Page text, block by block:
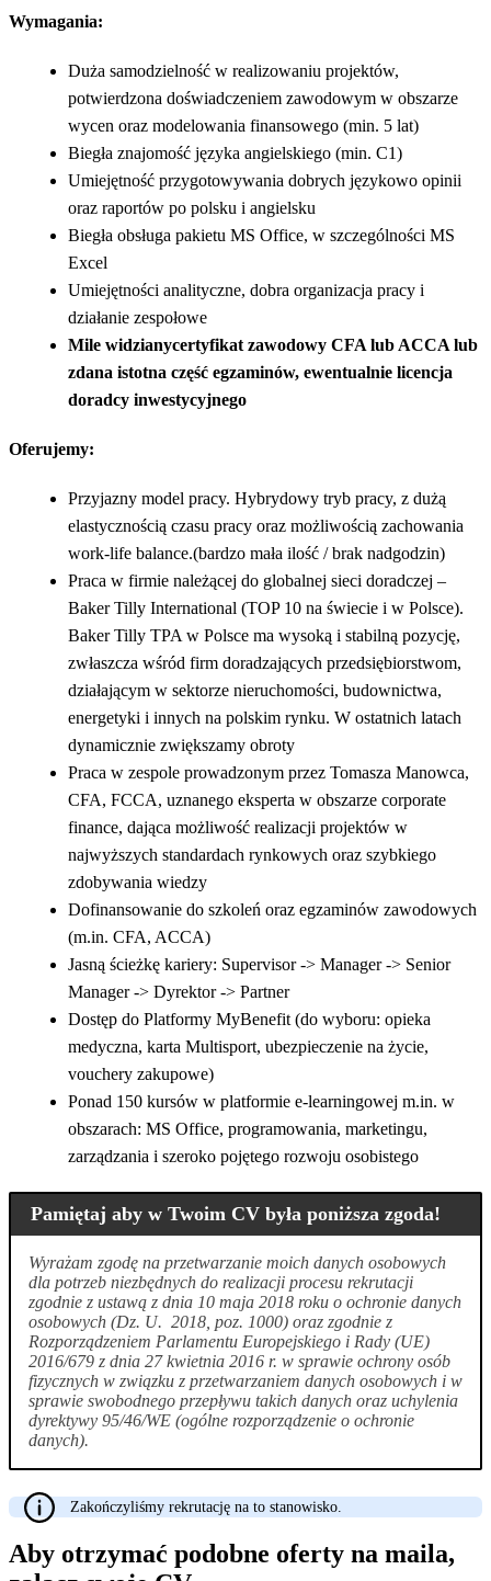
Wymagania:
Duża samodzielność w realizowaniu projektów,
potwierdzona doświadczeniem zawodowym w obszarze
wycen oraz modelowania finansowego (min. 5 lat)
Biegła znajomość języka angielskiego (min. C1)
Umiejętność przygotowywania dobrych językowo opinii
oraz raportów po polsku i angielsku
Biegła obsługa pakietu MS Office, w szczególności MS
Excel
Umiejętności analityczne, dobra organizacja pracy i
działanie zespołowe
Mile widzianycertyfikat zawodowy CFA lub ACCA lub
zdana istotna część egzaminów, ewentualnie licencja
doradcy inwestycyjnego
Oferujemy:
Przyjazny model pracy. Hybrydowy tryb pracy, z dużą
elastycznością czasu pracy oraz możliwością zachowania
work-life balance.(bardzo mała ilość / brak nadgodzin)
Praca w firmie należącej do globalnej sieci doradczej –
Baker Tilly International (TOP 10 na świecie i w Polsce).
Baker Tilly TPA w Polsce ma wysoką i stabilną pozycję,
zwłaszcza wśród firm doradzających przedsiębiorstwom,
działającym w sektorze nieruchomości, budownictwa,
energetyki i innych na polskim rynku. W ostatnich latach
dynamicznie zwiększamy obroty
Praca w zespole prowadzonym przez Tomasza Manowca,
CFA, FCCA, uznanego eksperta w obszarze corporate
finance, dająca możliwość realizacji projektów w
najwyższych standardach rynkowych oraz szybkiego
zdobywania wiedzy
Dofinansowanie do szkoleń oraz egzaminów zawodowych
(m.in. CFA, ACCA)
Jasną ścieżkę kariery: Supervisor -> Manager -> Senior
Manager -> Dyrektor -> Partner
Dostęp do Platformy MyBenefit (do wyboru: opieka
medyczna, karta Multisport, ubezpieczenie na życie,
vouchery zakupowe)
Ponad 150 kursów w platformie e-learningowej m.in. w
obszarach: MS Office, programowania, marketingu,
zarządzania i szeroko pojętego rozwoju osobistego
Pamiętaj aby w Twoim CV była poniższa zgoda!
Wyrażam zgodę na przetwarzanie moich danych osobowych
dla potrzeb niezbędnych do realizacji procesu rekrutacji
zgodnie z ustawą z dnia 10 maja 2018 roku o ochronie danych
osobowych (Dz. U. 2018, poz. 1000) oraz zgodnie z
Rozporządzeniem Parlamentu Europejskiego i Rady (UE)
2016/679 z dnia 27 kwietnia 2016 r. w sprawie ochrony osób
fizycznych w związku z przetwarzaniem danych osobowych i w
sprawie swobodnego przepływu takich danych oraz uchylenia
dyrektywy 95/46/WE (ogólne rozporządzenie o ochronie
danych).
Zakończyliśmy rekrutację na to stanowisko.
Aby otrzymać podobne oferty na maila,